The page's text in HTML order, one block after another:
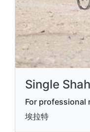
Single
For professional
埃拉特